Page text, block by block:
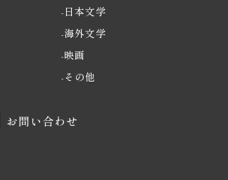
日本文学
海外文学
映画
その他
お問い合わせ